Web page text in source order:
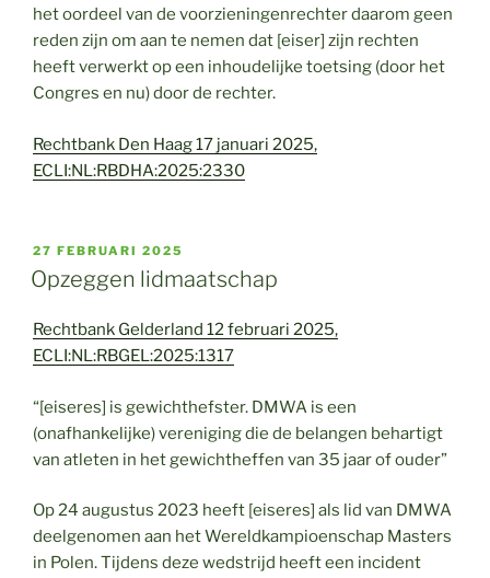
het oordeel van de voorzieningenrechter daarom geen
reden zijn om aan te nemen dat [eiser] zijn rechten
heeft verwerkt op een inhoudelijke toetsing (door het
Congres en nu) door de rechter.
Rechtbank Den Haag 17 januari 2025,
ECLI:NL:RBDHA:2025:2330
GEPLAATST
OP
27 FEBRUARI 2025
Opzeggen lidmaatschap
Rechtbank Gelderland 12 februari 2025,
ECLI:NL:RBGEL:2025:1317
“[eiseres] is gewichthefster. DMWA is een
(onafhankelijke) vereniging die de belangen behartigt
van atleten in het gewichtheffen van 35 jaar of ouder”
Op 24 augustus 2023 heeft [eiseres] als lid van DMWA
deelgenomen aan het Wereldkampioenschap Masters
in Polen. Tijdens deze wedstrijd heeft een incident